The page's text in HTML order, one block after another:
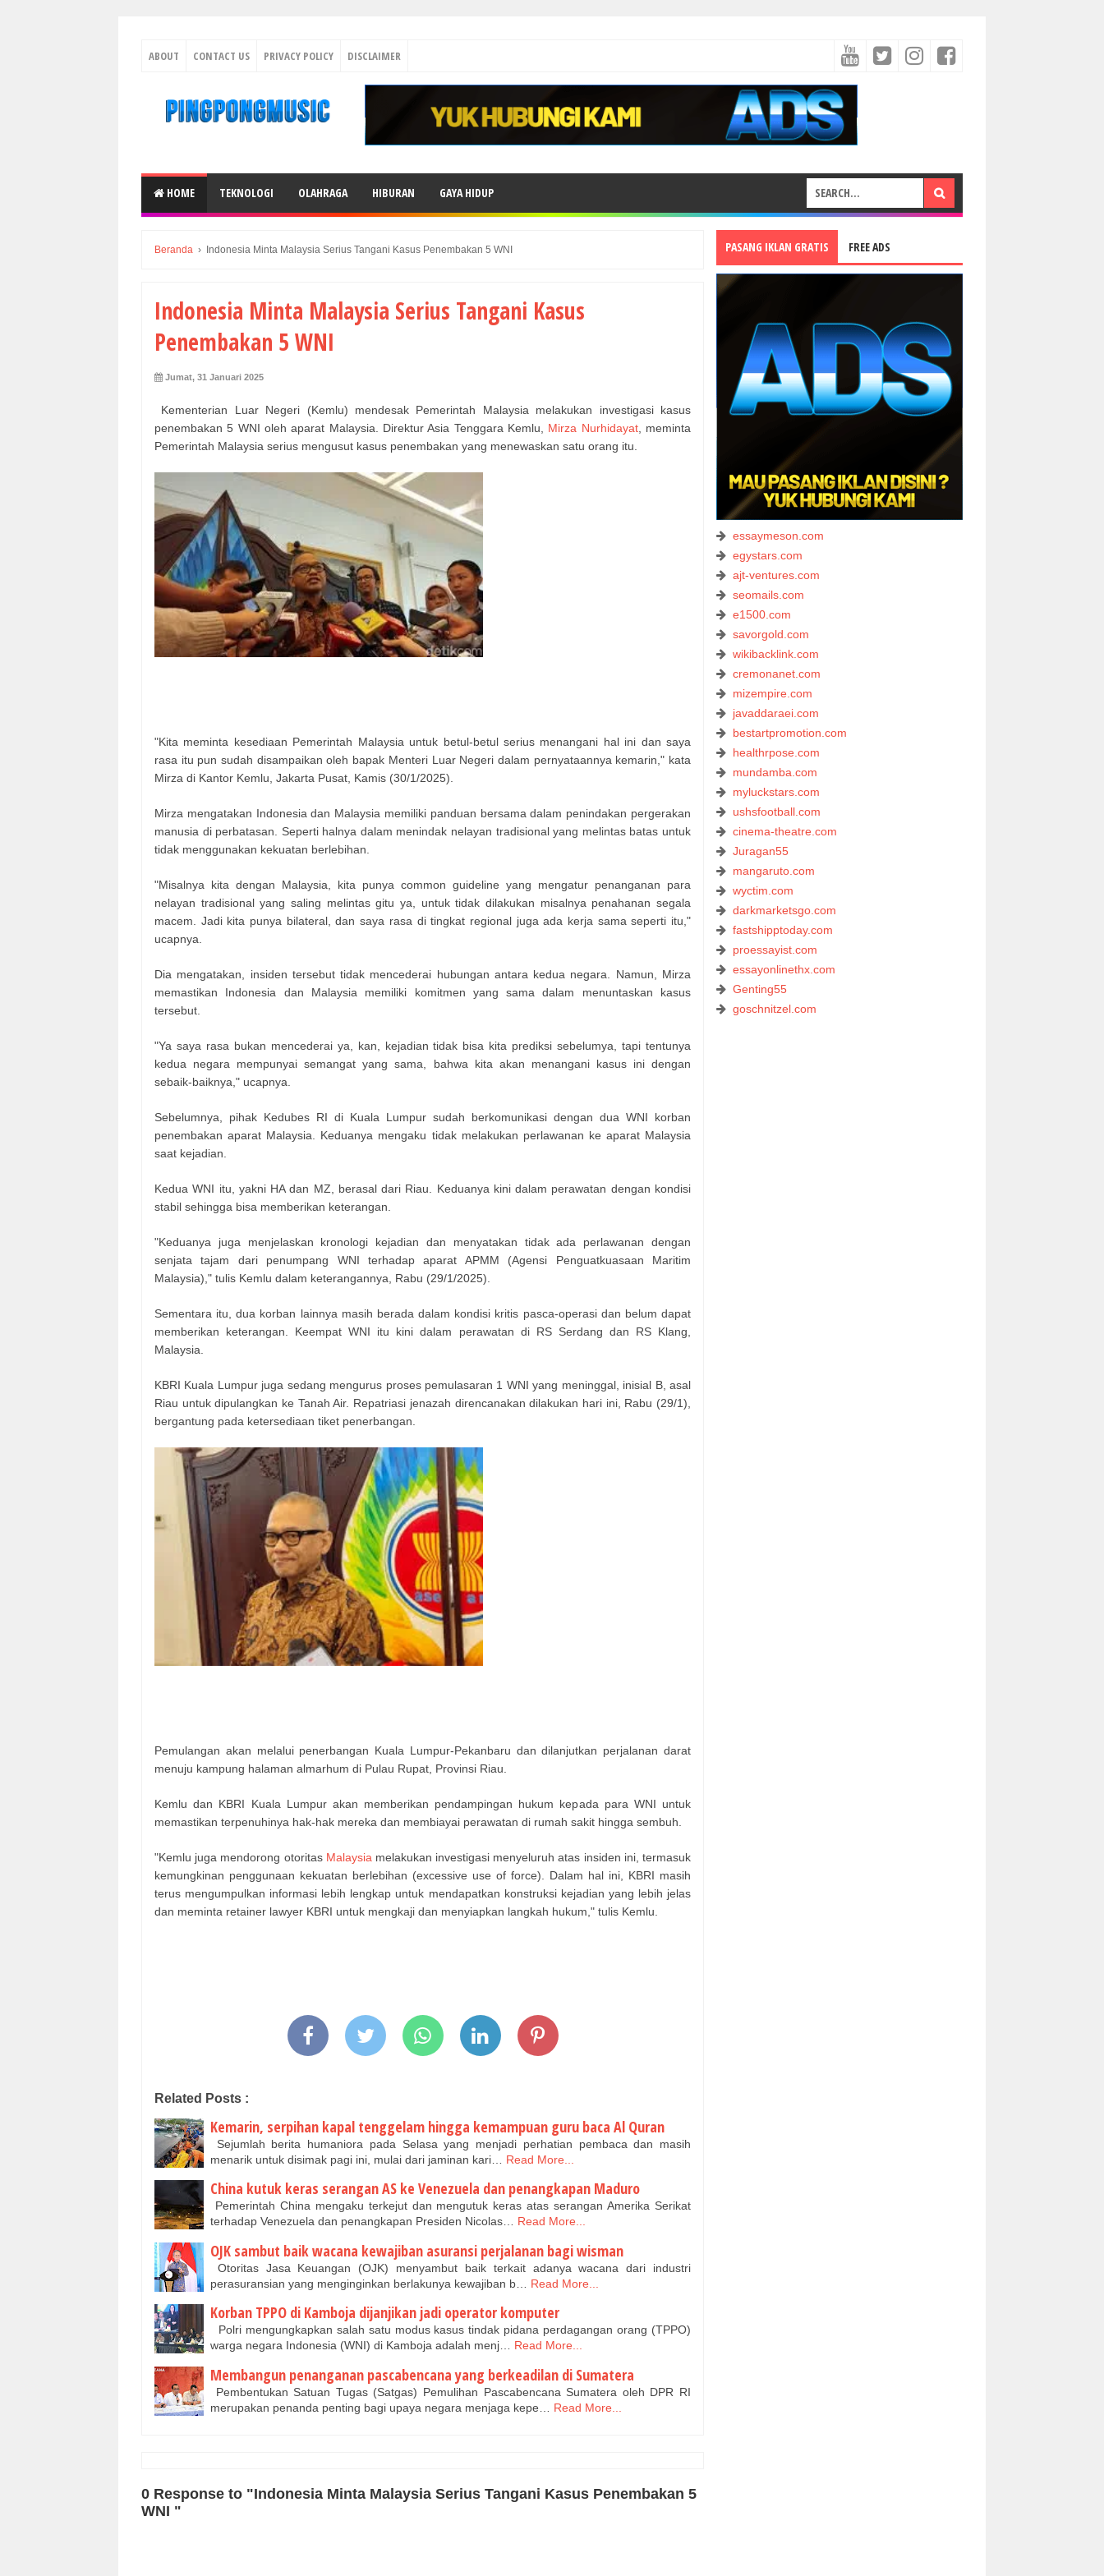
ABOUT CONTACT US PRIVACY POLICY DISCLAIMER
HOME TEKNOLOGI OLAHRAGA HIBURAN GAYA HIDUP
Beranda › Indonesia Minta Malaysia Serius Tangani Kasus Penembakan 5 WNI
Indonesia Minta Malaysia Serius Tangani Kasus
Penembakan 5 WNI
Jumat, 31 Januari 2025
Kementerian Luar Negeri (Kemlu) mendesak Pemerintah Malaysia melakukan investigasi kasus
penembakan 5 WNI oleh aparat Malaysia. Direktur Asia Tenggara Kemlu, Mirza Nurhidayat, meminta
Pemerintah Malaysia serius mengusut kasus penembakan yang menewaskan satu orang itu.
"Kita meminta kesediaan Pemerintah Malaysia untuk betul-betul serius menangani hal ini dan saya
rasa itu pun sudah disampaikan oleh bapak Menteri Luar Negeri dalam pernyataannya kemarin," kata
Mirza di Kantor Kemlu, Jakarta Pusat, Kamis (30/1/2025).
Mirza mengatakan Indonesia dan Malaysia memiliki panduan bersama dalam penindakan pergerakan
manusia di perbatasan. Seperti halnya dalam menindak nelayan tradisional yang melintas batas untuk
tidak menggunakan kekuatan berlebihan.
"Misalnya kita dengan Malaysia, kita punya common guideline yang mengatur penanganan para
nelayan tradisional yang saling melintas gitu ya, untuk tidak dilakukan misalnya penahanan segala
macem. Jadi kita punya bilateral, dan saya rasa di tingkat regional juga ada kerja sama seperti itu,"
ucapnya.
Dia mengatakan, insiden tersebut tidak mencederai hubungan antara kedua negara. Namun, Mirza
memastikan Indonesia dan Malaysia memiliki komitmen yang sama dalam menuntaskan kasus
tersebut.
"Ya saya rasa bukan mencederai ya, kan, kejadian tidak bisa kita prediksi sebelumya, tapi tentunya
kedua negara mempunyai semangat yang sama, bahwa kita akan menangani kasus ini dengan
sebaik-baiknya," ucapnya.
Sebelumnya, pihak Kedubes RI di Kuala Lumpur sudah berkomunikasi dengan dua WNI korban
penembakan aparat Malaysia. Keduanya mengaku tidak melakukan perlawanan ke aparat Malaysia
saat kejadian.
Kedua WNI itu, yakni HA dan MZ, berasal dari Riau. Keduanya kini dalam perawatan dengan kondisi
stabil sehingga bisa memberikan keterangan.
"Keduanya juga menjelaskan kronologi kejadian dan menyatakan tidak ada perlawanan dengan
senjata tajam dari penumpang WNI terhadap aparat APMM (Agensi Penguatkuasaan Maritim
Malaysia)," tulis Kemlu dalam keterangannya, Rabu (29/1/2025).
Sementara itu, dua korban lainnya masih berada dalam kondisi kritis pasca-operasi dan belum dapat
memberikan keterangan. Keempat WNI itu kini dalam perawatan di RS Serdang dan RS Klang,
Malaysia.
KBRI Kuala Lumpur juga sedang mengurus proses pemulasaran 1 WNI yang meninggal, inisial B, asal
Riau untuk dipulangkan ke Tanah Air. Repatriasi jenazah direncanakan dilakukan hari ini, Rabu (29/1),
bergantung pada ketersediaan tiket penerbangan.
Pemulangan akan melalui penerbangan Kuala Lumpur-Pekanbaru dan dilanjutkan perjalanan darat
menuju kampung halaman almarhum di Pulau Rupat, Provinsi Riau.
Kemlu dan KBRI Kuala Lumpur akan memberikan pendampingan hukum kepada para WNI untuk
memastikan terpenuhinya hak-hak mereka dan membiayai perawatan di rumah sakit hingga sembuh.
"Kemlu juga mendorong otoritas Malaysia melakukan investigasi menyeluruh atas insiden ini, termasuk
kemungkinan penggunaan kekuatan berlebihan (excessive use of force). Dalam hal ini, KBRI masih
terus mengumpulkan informasi lebih lengkap untuk mendapatkan konstruksi kejadian yang lebih jelas
dan meminta retainer lawyer KBRI untuk mengkaji dan menyiapkan langkah hukum," tulis Kemlu.
Related Posts :
Kemarin, serpihan kapal tenggelam hingga kemampuan guru baca Al Quran
Sejumlah berita humaniora pada Selasa yang menjadi perhatian pembaca dan masih
menarik untuk disimak pagi ini, mulai dari jaminan kari…
Read More...
China kutuk keras serangan AS ke Venezuela dan penangkapan Maduro
Pemerintah China mengaku terkejut dan mengutuk keras atas serangan Amerika Serikat
terhadap Venezuela dan penangkapan Presiden Nicolas… Read More...
OJK sambut baik wacana kewajiban asuransi perjalanan bagi wisman
Otoritas Jasa Keuangan (OJK) menyambut baik terkait adanya wacana dari industri
perasuransian yang menginginkan berlakunya kewajiban b…
Read More...
Korban TPPO di Kamboja dijanjikan jadi operator komputer
Polri mengungkapkan salah satu modus kasus tindak pidana perdagangan orang (TPPO)
warga negara Indonesia (WNI) di Kamboja adalah menj… Read More...
Membangun penanganan pascabencana yang berkeadilan di Sumatera
Pembentukan Satuan Tugas (Satgas) Pemulihan Pascabencana Sumatera oleh DPR RI
merupakan penanda penting bagi upaya negara menjaga kepe…
Read More...
0 Response to "Indonesia Minta Malaysia Serius Tangani Kasus Penembakan 5
WNI "
PASANG IKLAN GRATIS FREE ADS
essaymeson.com
egystars.com
ajt-ventures.com
seomails.com
e1500.com
savorgold.com
wikibacklink.com
cremonanet.com
mizempire.com
javaddaraei.com
bestartpromotion.com
healthrpose.com
mundamba.com
myluckstars.com
ushsfootball.com
cinema-theatre.com
Juragan55
mangaruto.com
wyctim.com
darkmarketsgo.com
fastshipptoday.com
proessayist.com
essayonlinethx.com
Genting55
goschnitzel.com